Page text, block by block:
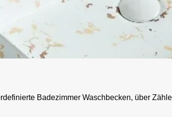
Badezimmer Waschbecken, über